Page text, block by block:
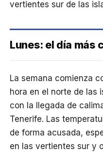
vertientes sur de las
Lunes: el día más
La semana comienza
hora en el norte de las
con la llegada de
Tenerife. Las
de forma acusada,
en las vertientes sur y